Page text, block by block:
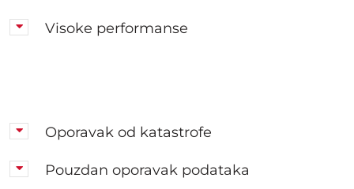
Visoke performanse
Oporavak od katastrofe
Pouzdan oporavak podataka